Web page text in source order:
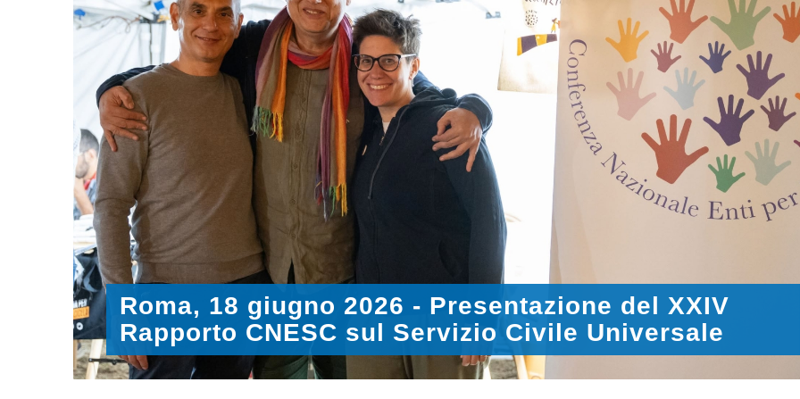
Roma, 18 giugno 2026 - Presentazione del XXIV
Rapporto CNESC sul Servizio Civile Universale